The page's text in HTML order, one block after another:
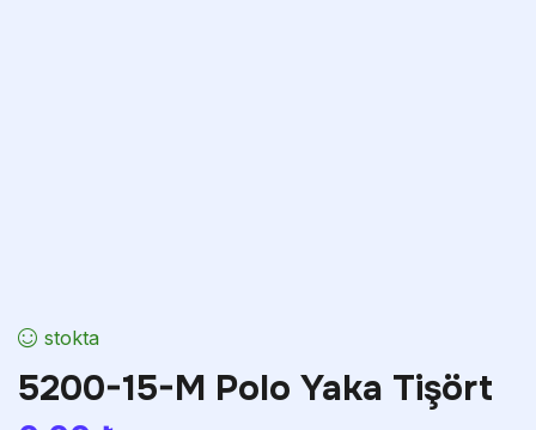
stokta
5200-15-M Polo Yaka Tişört